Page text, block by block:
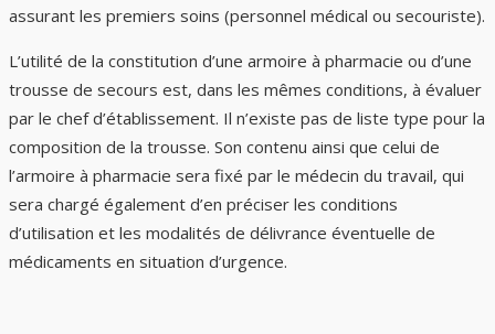
assurant les premiers soins (personnel médical ou secouriste).
L’utilité de la constitution d’une armoire à pharmacie ou d’une
trousse de secours est, dans les mêmes conditions, à évaluer
par le chef d’établissement. Il n’existe pas de liste type pour la
composition de la trousse. Son contenu ainsi que celui de
l’armoire à pharmacie sera fixé par le médecin du travail, qui
sera chargé également d’en préciser les conditions
d’utilisation et les modalités de délivrance éventuelle de
médicaments en situation d’urgence.